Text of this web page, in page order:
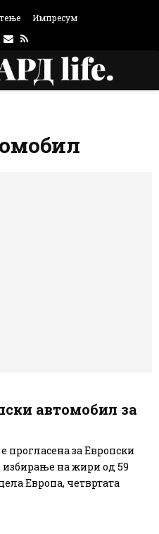
Импресум
Email
Rss
автомобил за
прогласена за Европски
избирање на жири од 59
Европа, четвртата